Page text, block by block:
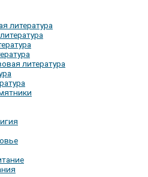
литература
литература